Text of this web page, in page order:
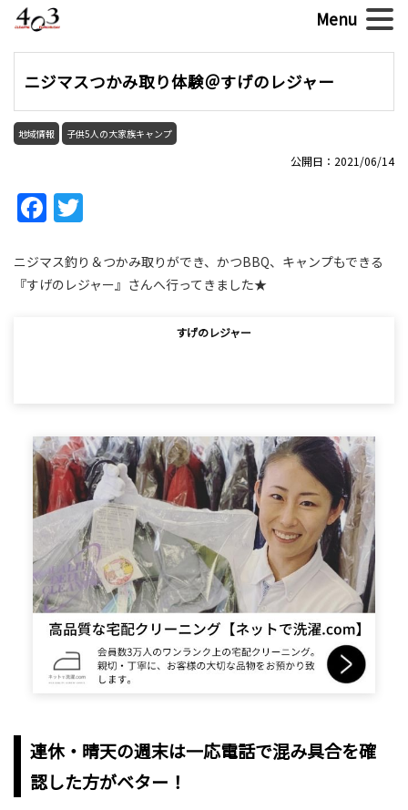
ニジマスつかみ取り体験＠すげのレジャー
地域情報 子供5人の大家族キャンプ
公開日：2021/06/14
Facebook
ニジマス釣り＆つかみ取りができ、かつBBQ、キャンプもできる
『すげのレジャー』さんへ行ってきました★
すげのレジャー
連休・晴天の週末は一応電話で混み具合を確
認した方がベター！